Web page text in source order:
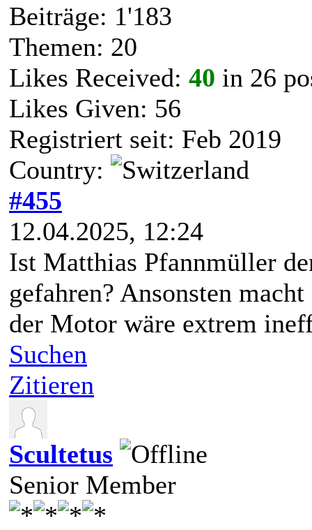
Beiträge: 1'183
Themen: 20
Likes Received: 40 in 26
Likes Given: 56
Registriert seit: Feb 2019
Country:
#455
12.04.2025, 12:24
Ist Matthias Pfannmüller
gefahren? Ansonsten
der Motor wäre extrem
Suchen
Zitieren
Scultetus
Senior Member